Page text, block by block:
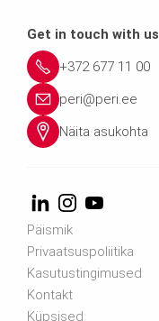
Get in touch with us
+372 677 11 00
peri@peri.ee
Näita asukohta
Päismik
Privaatsuspoliitika
Kasutustingimused
Kontakt
Küpsised